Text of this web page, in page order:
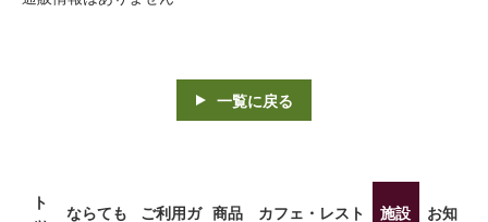
一覧に戻る
ト
ならても
ご利用ガ
商品
カフェ・レスト
施設
お知